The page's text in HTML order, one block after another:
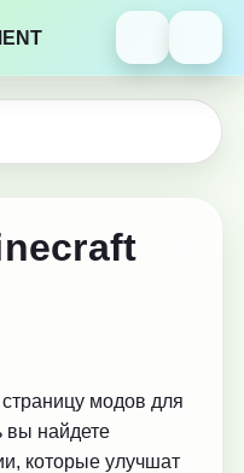
модов для
вы найдете
которые улучшат